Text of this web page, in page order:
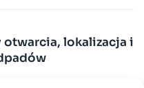
otwarcia, lokalizacja i